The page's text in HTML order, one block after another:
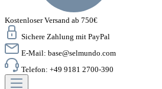
Kostenloser Versand ab 750€
Sichere Zahlung mit PayPal
E-Mail: base@selmundo.com
Telefon: +49 9181 2700-390